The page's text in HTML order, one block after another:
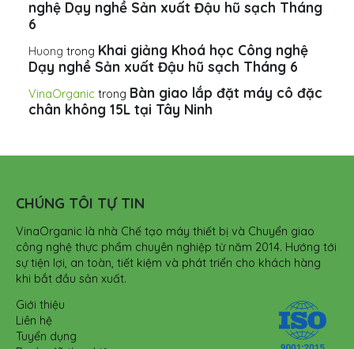
nghệ Dạy nghề Sản xuất Đậu hũ sạch Tháng
6
Huong trong Khai giảng Khoá học Công nghệ
Dạy nghề Sản xuất Đậu hũ sạch Tháng 6
VinaOrganic trong Bàn giao lắp đặt máy cô đặc
chân không 15L tại Tây Ninh
CHÚNG TÔI TỰ TIN
VinaOrganic là nhà Chế tạo máy thiết bị và Chuyển giao
công nghệ thực phẩm chuyên nghiệp từ năm 2014. Hướng tới
sự tiện lợi, an toàn, tiết kiệm và phát triển cho khách hàng
khi bắt đầu sản xuất.
Giới thiệu
Liên hệ
Tuyển dụng